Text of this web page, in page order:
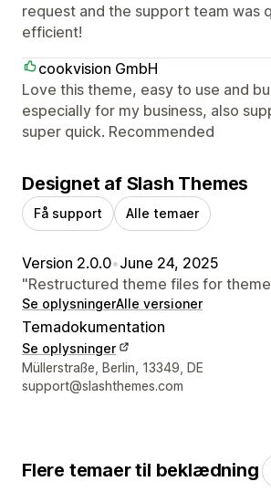
request and the support team was
efficient!
cookvision GmbH
Love this theme, easy to use and
especially for my business, also
super quick. Recommended
Designet af Slash Themes
Få support Alle temaer
Version 2.0.0•June 24, 2025
"Restructured theme files for
Se oplysningerAlle versioner
Temadokumentation
Se oplysninger
Se kontaktoplysninger
Müllerstraße, Berlin, 13349, DE
support@slashthemes.com
Flere temaer til beklædning